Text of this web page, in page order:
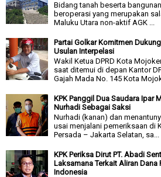
Bidang tanah beserta
beroperasi yang merupakan
Maluku Utara non-aktif AGK ...
Partai Golkar Komitmen
Usulan Interpelasi
Wakil Ketua DPRD Kota
saat ditemui di depan Kantor
Gajah Mada No. 145 Kota
KPK Panggil Dua Saudara Ipar
Nurhadi Sebagai Saksi
Nurhadi (kanan) dan
usai menjalani pemeriksaan di
Persada – Jakarta Selatan, sa...
KPK Periksa Dirut PT. Abadi
Laksamana Terkait Aliran Dana
Indonesia